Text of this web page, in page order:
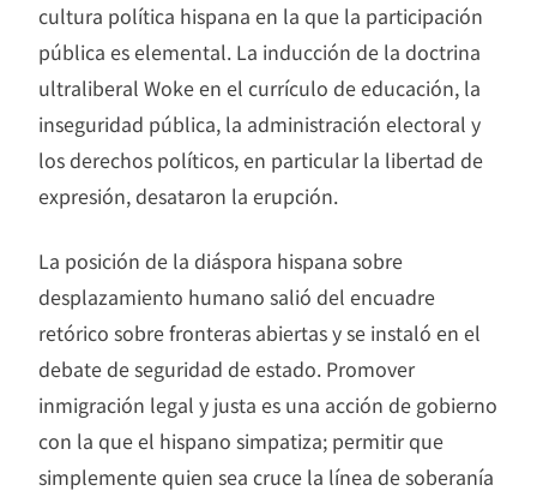
cultura política hispana en la que la participación
pública es elemental. La inducción de la doctrina
ultraliberal Woke en el currículo de educación, la
inseguridad pública, la administración electoral y
los derechos políticos, en particular la libertad de
expresión, desataron la erupción.
La posición de la diáspora hispana sobre
desplazamiento humano salió del encuadre
retórico sobre fronteras abiertas y se instaló en el
debate de seguridad de estado. Promover
inmigración legal y justa es una acción de gobierno
con la que el hispano simpatiza; permitir que
simplemente quien sea cruce la línea de soberanía